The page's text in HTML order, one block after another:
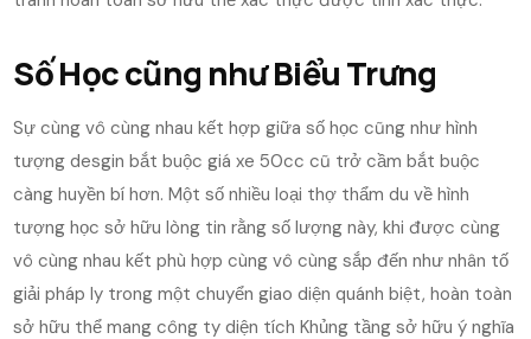
Số Học cũng như Biểu Trưng
Sự cùng vô cùng nhau kết hợp giữa số học cũng như hình
tượng desgin bắt buộc giá xe 50cc cũ trở cầm bắt buộc
càng huyền bí hơn. Một số nhiều loại thợ thẩm du về hình
tượng học sở hữu lòng tin rằng số lượng này, khi được cùng
vô cùng nhau kết phù hợp cùng vô cùng sắp đến như nhân tố
giải pháp ly trong một chuyển giao diện quánh biệt, hoàn toàn
sở hữu thể mang công ty diện tích Khủng tầng sở hữu ý nghĩa